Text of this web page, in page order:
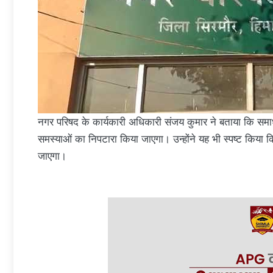
नगर परिषद के कार्यकारी अधिकारी संजय कुमार ने बताया कि
समस्याओं का निपटारा किया जाएगा। उन्होंने यह भी स्पष्ट
जाएगा।